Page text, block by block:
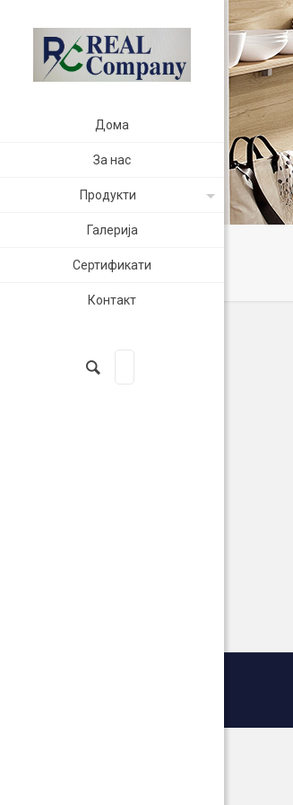
Дома
За нас
Продукти
Галерија
Сертификати
Контакт